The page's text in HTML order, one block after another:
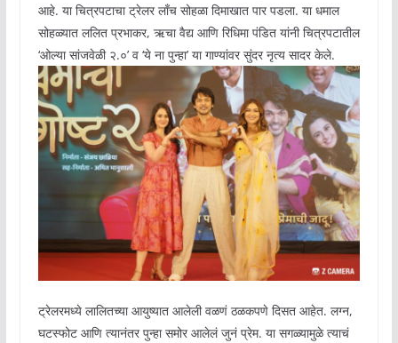
आहे. या चित्रपटाचा ट्रेलर लाँच सोहळा दिमाखात पार पडला. या धमाल
सोहळ्यात ललित प्रभाकर, ऋचा वैद्य आणि रिधिमा पंडित यांनी चित्रपटातील
‘ओल्या सांजवेळी २.०’ व ‘ये ना पुन्हा’ या गाण्यांवर सुंदर नृत्य सादर केले.
ट्रेलरमध्ये लालितच्या आयुष्यात आलेली वळणं ठळकपणे दिसत आहेत. लग्न,
घटस्फोट आणि त्यानंतर पुन्हा समोर आलेलं जुनं प्रेम. या सगळ्यामुळे त्याचं